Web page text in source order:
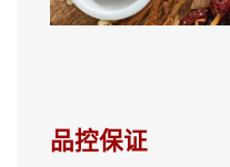
品控保证